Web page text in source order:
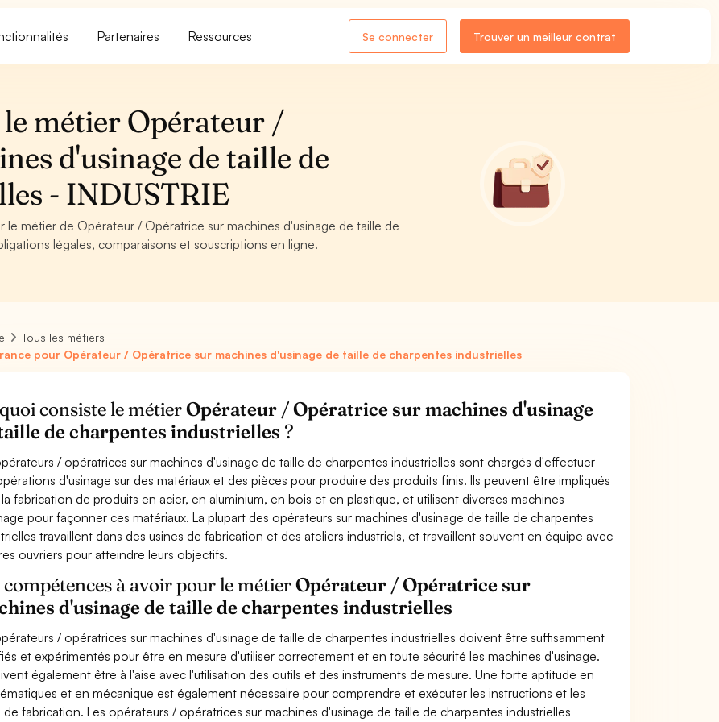
Partenaires Ressources Se connecter Trouver un meilleur contrat
métier Opérateur /
d'usinage de taille de
- INDUSTRIE
métier de Opérateur / Opératrice sur machines d'usinage de taille de
légales, comparaisons et souscriptions en ligne.
Tous les métiers
pour Opérateur / Opératrice sur machines d'usinage de taille de charpentes industrielles
consiste le métierOpérateur / Opératrice sur machines d'usinage
de charpentes industrielles ?
/ opératrices sur machines d'usinage de taille de charpentes industrielles sont chargés d'effectuer
d'usinage sur des matériaux et des pièces pour produire des produits finis. Ils peuvent être impliqués
fabrication de produits en acier, en aluminium, en bois et en plastique, et utilisent diverses machines
pour façonner ces matériaux. La plupart des opérateurs sur machines d'usinage de taille de charpentes
travaillent dans des usines de fabrication et des ateliers industriels, et travaillent souvent en équipe avec
ouvriers pour atteindre leurs objectifs.
compétences à avoir pour le métierOpérateur / Opératrice sur
d'usinage de taille de charpentes industrielles
/ opératrices sur machines d'usinage de taille de charpentes industrielles doivent être suffisamment
et expérimentés pour être en mesure d'utiliser correctement et en toute sécurité les machines d'usinage.
également être à l'aise avec l'utilisation des outils et des instruments de mesure. Une forte aptitude en
et en mécanique est également nécessaire pour comprendre et exécuter les instructions et les
de fabrication. Les opérateurs / opératrices sur machines d'usinage de taille de charpentes industrielles